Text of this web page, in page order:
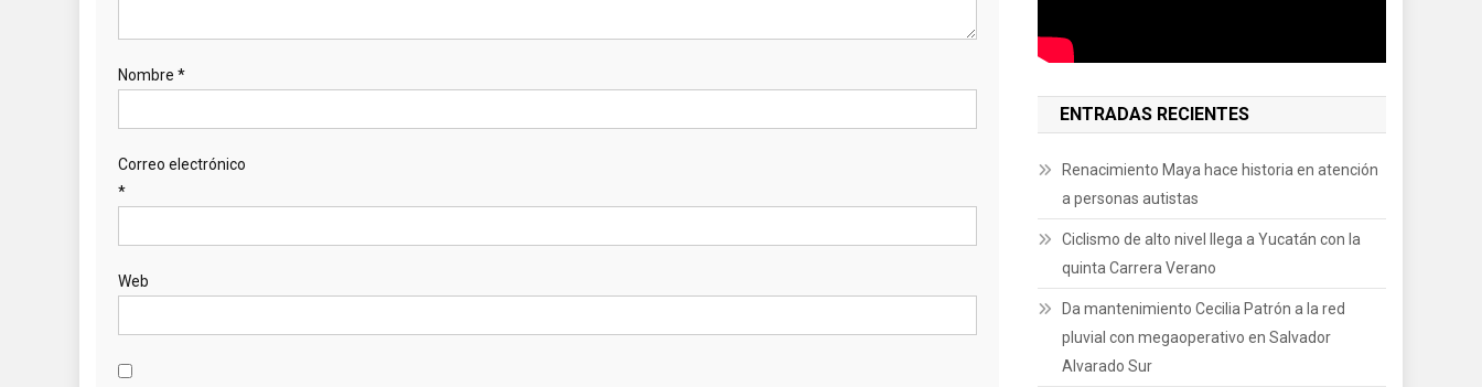
Nombre *
Correo electrónico
*
Web
ENTRADAS RECIENTES
Renacimiento Maya hace historia en atención
a personas autistas
Ciclismo de alto nivel llega a Yucatán con la
quinta Carrera Verano
Da mantenimiento Cecilia Patrón a la red
pluvial con megaoperativo en Salvador
Alvarado Sur